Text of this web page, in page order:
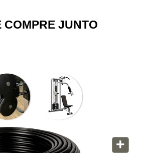
COMPRE JUNTO
+